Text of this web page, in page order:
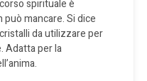
spirituale è
mancare. Si dice
da utilizzare per
Adatta per la